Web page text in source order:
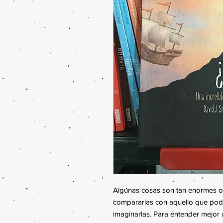
Algunas cosas son tan enormes
compararlas con aquello que
imaginarlas. Para entender